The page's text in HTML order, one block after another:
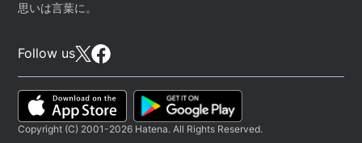
思いは言葉に。
Follow us
Copyright (C) 2001-2026 Hatena. All Rights Reserved.